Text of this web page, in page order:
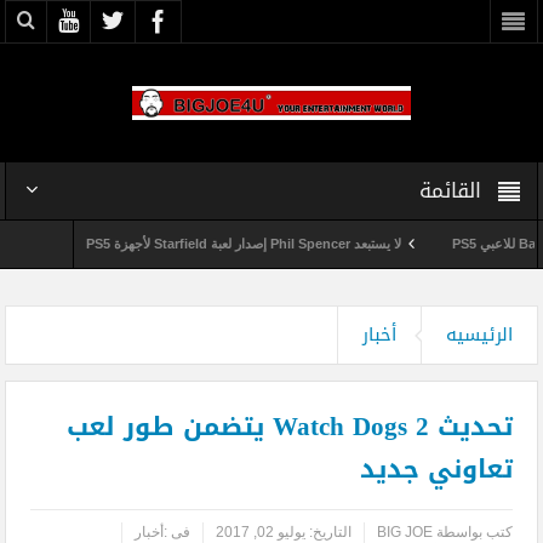
القائمة
لا يستبعد Phil Spencer إصدار لعبة Starfield لأجهزة PS5
الرئيسيه أخبار
تحديث Watch Dogs 2 يتضمن طور لعب
تعاوني جديد
كتب بواسطةBIG JOE التاريخ:يوليو 02, 2017 فى : أخبار